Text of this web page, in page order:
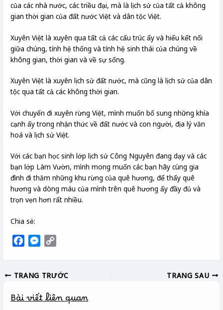
của các nhà nước, các triều đại, mà là lịch sử của tất cả không
gian thời gian của đất nước Việt và dân tộc Việt.
Xuyên Việt là xuyên qua tất cả các cấu trúc ấy và hiểu kết nối
giữa chúng, tính hệ thống và tính hệ sinh thái của chúng về
không gian, thời gian và về sự sống.
Xuyên Việt là xuyên lịch sử đất nước, mà cũng là lịch sử của dân
tộc qua tất cả các không thời gian.
Với chuyến đi xuyên rừng Việt, mình muốn bổ sung những khía
cạnh ấy trong nhận thức về đất nước và con người, địa lý văn
hoá và lịch sử Việt.
Với các bạn học sinh lớp lịch sử Công Nguyên đang dạy và các
bạn lớp Làm Vườn, mình mong muốn các bạn hãy cùng gia
đình đi thăm những khu rừng của quê hương, để thấy quê
hương và dòng máu của mình trên quê hương ấy đầy đủ và
trọn vẹn hơn rất nhiều.
Chia sẻ:
e
o
M
s
n
y
i
TRANG TRƯỚC TRANG SAU
Bài viết liên quan